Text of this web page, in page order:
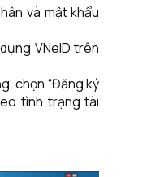
và mật khẩu
VNeID trên
chọn “Đăng ký
tình trạng tài